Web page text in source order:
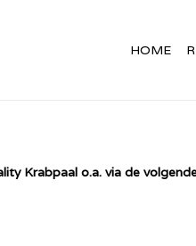
HOME
Krabpaal o.a. via de